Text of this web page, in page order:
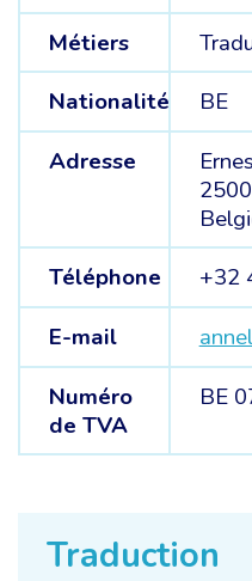
Métiers
Nationalité
BE
Adresse
Téléphone
+32
E-mail
Numéro
de TVA
BE
Traduction